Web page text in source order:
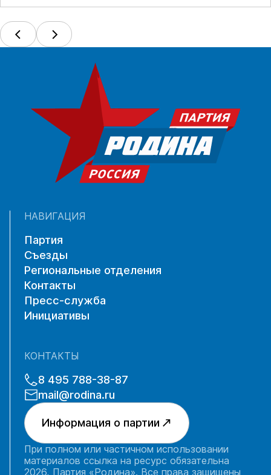
НАВИГАЦИЯ
Партия
Съезды
Региональные отделения
Контакты
Пресс-служба
Инициативы
КОНТАКТЫ
8 495 788-38-87
mail@rodina.ru
Информация о партии
При полном или частичном использовании
материалов ссылка на ресурс обязательна
2026, Партия «Родина». Все права защищены